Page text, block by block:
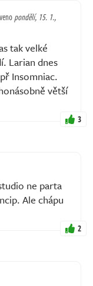
pondělí, 15. 1.,
tak velké
Larian dnes
Insomniac.
větší
3
ne parta
Ale chápu
2